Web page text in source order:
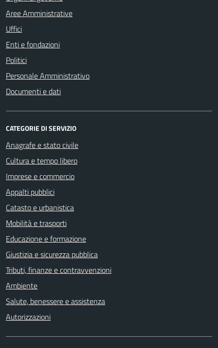
Aree Amministrative
Uffici
Enti e fondazioni
Politici
Personale Amministrativo
Documenti e dati
CATEGORIE DI SERVIZIO
Anagrafe e stato civile
Cultura e tempo libero
Imprese e commercio
Appalti pubblici
Catasto e urbanistica
Mobilità e trasporti
Educazione e formazione
Giustizia e sicurezza pubblica
Tributi, finanze e contravvenzioni
Ambiente
Salute, benessere e assistenza
Autorizzazioni